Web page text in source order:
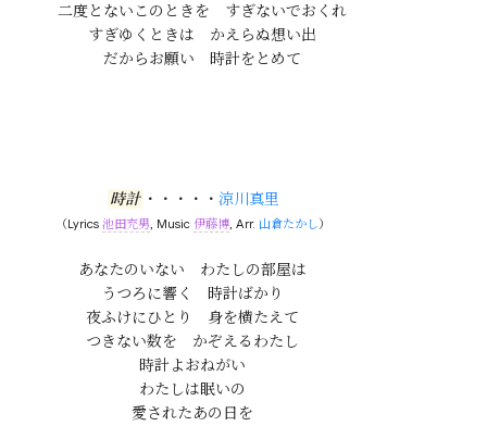
二度とないこのときを　すぎないでおくれ
すぎゆくときは　かえらぬ想い出
時計 ・・・・・ 涼川真里
（Lyrics池田充男, Music 伊藤博, Arr. 山倉たかし）
あなたのいない　わたしの部屋は
うつろに響く　時計ばかり
夜ふけにひとり　身を横たえて
つきない数を　かぞえるわたし
時計よおねがい
わたしは眠いの
愛されたあの日を